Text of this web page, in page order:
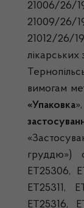
21006/
21009/
21012/26/
лікарських
вимогам
«Упаковка
груддю»)
ЕТ25306,
ЕТ25311,
ЕТ25316,